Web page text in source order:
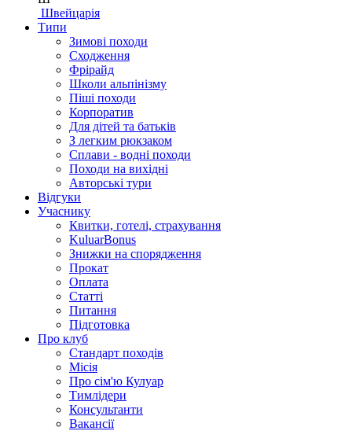
Швейцарія
Типи
Зимові походи
Сходження
Фрірайд
Школи альпінізму
Піші походи
Корпоратив
Для дітей та батьків
З легким рюкзаком
Сплави - водні походи
Походи на вихідні
Авторські тури
Відгуки
Учаснику
Квитки, готелі, страхування
KuluarBonus
Знижки на спорядження
Прокат
Оплата
Статті
Питання
Підготовка
Про клуб
Стандарт походів
Місія
Про сім'ю Кулуар
Тимлідери
Консультанти
Вакансії